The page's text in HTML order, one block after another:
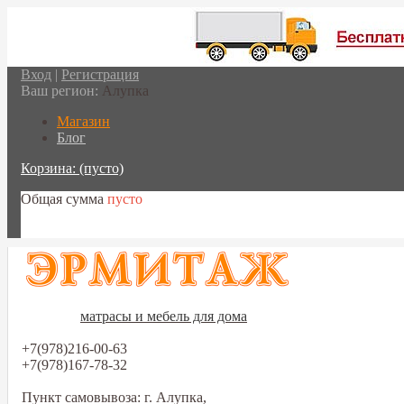
Вход | Регистрация
Ваш регион: Алупка
Магазин
Блог
Корзина: (пусто)
Общая сумма пусто
матрасы и мебель для дома
+7(978)216-00-63
+7(978)167-78-32
Пункт самовывоза: г. Алупка,